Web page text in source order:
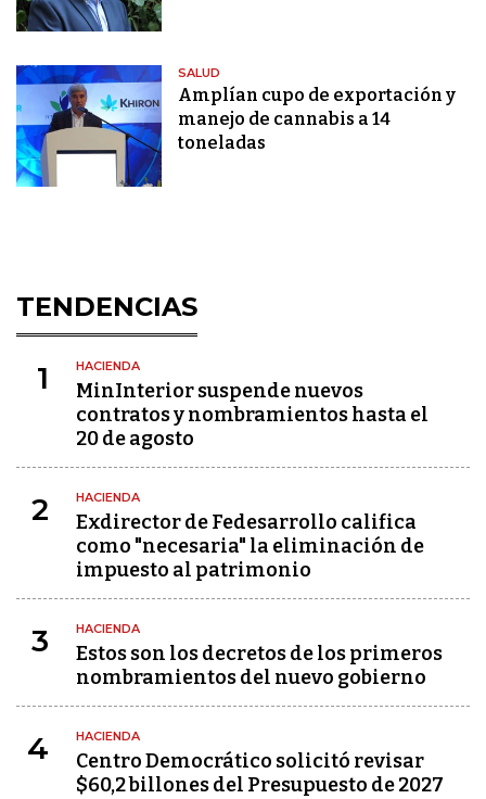
SALUD
Amplían cupo de exportación y
manejo de cannabis a 14
toneladas
TENDENCIAS
1 HACIENDA
MinInterior suspende nuevos
contratos y nombramientos hasta el
20 de agosto
2 HACIENDA
Exdirector de Fedesarrollo califica
como "necesaria" la eliminación de
impuesto al patrimonio
3 HACIENDA
Estos son los decretos de los primeros
nombramientos del nuevo gobierno
4 HACIENDA
Centro Democrático solicitó revisar
$60,2 billones del Presupuesto de 2027